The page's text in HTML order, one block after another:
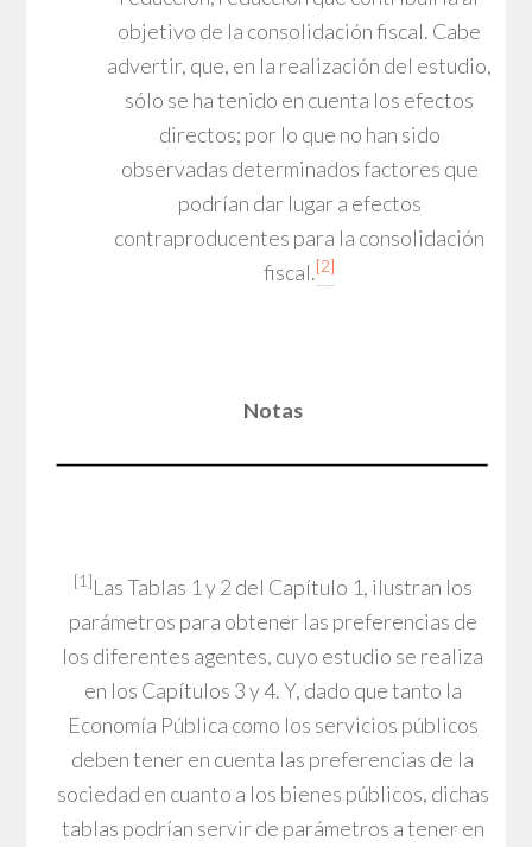
objetivo de la consolidación fiscal. Cabe
advertir, que, en la realización del estudio,
sólo se ha tenido en cuenta los efectos
directos; por lo que no han sido
observadas determinados factores que
podrían dar lugar a efectos
contraproducentes para la consolidación
fiscal.[2]
Notas
[1]Las Tablas 1 y 2 del Capítulo 1, ilustran los
parámetros para obtener las preferencias de
los diferentes agentes, cuyo estudio se realiza
en los Capítulos 3 y 4. Y, dado que tanto la
Economía Pública como los servicios públicos
deben tener en cuenta las preferencias de la
sociedad en cuanto a los bienes públicos, dichas
tablas podrían servir de parámetros a tener en